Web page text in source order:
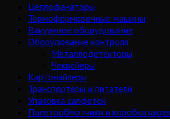
Целлофанаторы
Термоформовочные машины
Вакуумное оборудование
Оборудование контроля
Металлодетекторы
Чеквейеры
Картонайзеры
Транспортеры и питатели
Упаковка салфеток
Палетообмотчики и